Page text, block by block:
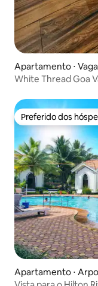
Apartamento ⋅
White Thread Goa
Preferido dos
Preferido dos
Apartamento ⋅